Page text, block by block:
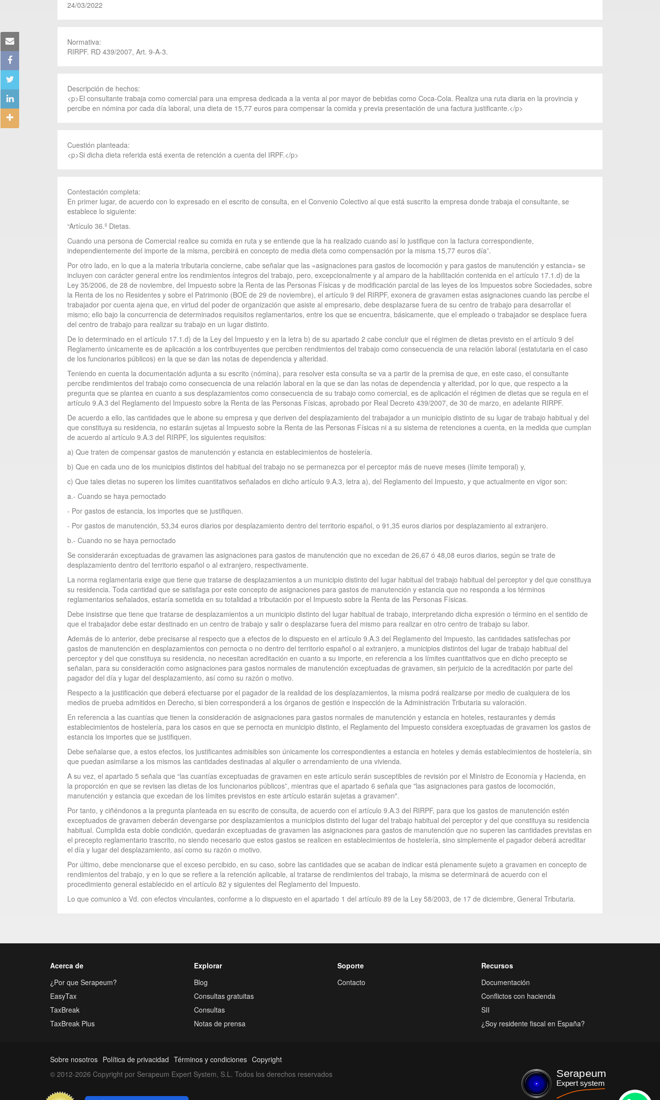
24/03/2022
Normativa:
RIRPF. RD 439/2007, Art. 9-A-3.
Descripción de hechos:
<p>El consultante trabaja como comercial para una empresa dedicada a la venta al por mayor de bebidas como Coca-Cola. Realiza una ruta diaria en la provincia y
percibe en nómina por cada día laboral, una dieta de 15,77 euros para compensar la comida y previa presentación de una factura justificante.</p>
Cuestión planteada:
<p>Si dicha dieta referida está exenta de retención a cuenta del IRPF.</p>
Contestación completa:
En primer lugar, de acuerdo con lo expresado en el escrito de consulta, en el Convenio Colectivo al que está suscrito la empresa donde trabaja el consultante, se
establece lo siguiente:
“Artículo 36.º Dietas.
Cuando una persona de Comercial realice su comida en ruta y se entiende que la ha realizado cuando así lo justifique con la factura correspondiente,
independientemente del importe de la misma, percibirá en concepto de media dieta como compensación por la misma 15,77 euros día”.
Por otro lado, en lo que a la materia tributaria concierne, cabe señalar que las «asignaciones para gastos de locomoción y para gastos de manutención y estancia» se
incluyen con carácter general entre los rendimientos íntegros del trabajo, pero, excepcionalmente y al amparo de la habilitación contenida en el artículo 17.1.d) de la
Ley 35/2006, de 28 de noviembre, del Impuesto sobre la Renta de las Personas Físicas y de modificación parcial de las leyes de los Impuestos sobre Sociedades, sobre
la Renta de los no Residentes y sobre el Patrimonio (BOE de 29 de noviembre), el artículo 9 del RIRPF, exonera de gravamen estas asignaciones cuando las percibe el
trabajador por cuenta ajena que, en virtud del poder de organización que asiste al empresario, debe desplazarse fuera de su centro de trabajo para desarrollar el
mismo; ello bajo la concurrencia de determinados requisitos reglamentarios, entre los que se encuentra, básicamente, que el empleado o trabajador se desplace fuera
del centro de trabajo para realizar su trabajo en un lugar distinto.
De lo determinado en el artículo 17.1.d) de la Ley del Impuesto y en la letra b) de su apartado 2 cabe concluir que el régimen de dietas previsto en el artículo 9 del
Reglamento únicamente es de aplicación a los contribuyentes que perciben rendimientos del trabajo como consecuencia de una relación laboral (estatutaria en el caso
de los funcionarios públicos) en la que se dan las notas de dependencia y alteridad.
Teniendo en cuenta la documentación adjunta a su escrito (nómina), para resolver esta consulta se va a partir de la premisa de que, en este caso, el consultante
percibe rendimientos del trabajo como consecuencia de una relación laboral en la que se dan las notas de dependencia y alteridad, por lo que, que respecto a la
pregunta que se plantea en cuanto a sus desplazamientos como consecuencia de su trabajo como comercial, es de aplicación el régimen de dietas que se regula en el
artículo 9.A.3 del Reglamento del Impuesto sobre la Renta de las Personas Físicas, aprobado por Real Decreto 439/2007, de 30 de marzo, en adelante RIRPF.
De acuerdo a ello, las cantidades que le abone su empresa y que deriven del desplazamiento del trabajador a un municipio distinto de su lugar de trabajo habitual y del
que constituya su residencia, no estarán sujetas al Impuesto sobre la Renta de las Personas Físicas ni a su sistema de retenciones a cuenta, en la medida que cumplan
de acuerdo al artículo 9.A.3 del RIRPF, los siguientes requisitos:
a) Que traten de compensar gastos de manutención y estancia en establecimientos de hostelería.
b) Que en cada uno de los municipios distintos del habitual del trabajo no se permanezca por el perceptor más de nueve meses (límite temporal) y,
c) Que tales dietas no superen los límites cuantitativos señalados en dicho artículo 9.A.3, letra a), del Reglamento del Impuesto, y que actualmente en vigor son:
a.- Cuando se haya pernoctado
- Por gastos de estancia, los importes que se justifiquen.
- Por gastos de manutención, 53,34 euros diarios por desplazamiento dentro del territorio español, o 91,35 euros diarios por desplazamiento al extranjero.
b.- Cuando no se haya pernoctado
Se considerarán exceptuadas de gravamen las asignaciones para gastos de manutención que no excedan de 26,67 ó 48,08 euros diarios, según se trate de
desplazamiento dentro del territorio español o al extranjero, respectivamente.
La norma reglamentaria exige que tiene que tratarse de desplazamientos a un municipio distinto del lugar habitual del trabajo habitual del perceptor y del que constituya
su residencia. Toda cantidad que se satisfaga por este concepto de asignaciones para gastos de manutención y estancia que no responda a los términos
reglamentarios señalados, estaría sometida en su totalidad a tributación por el Impuesto sobre la Renta de las Personas Físicas.
Debe insistirse que tiene que tratarse de desplazamientos a un municipio distinto del lugar habitual de trabajo, interpretando dicha expresión o término en el sentido de
que el trabajador debe estar destinado en un centro de trabajo y salir o desplazarse fuera del mismo para realizar en otro centro de trabajo su labor.
Además de lo anterior, debe precisarse al respecto que a efectos de lo dispuesto en el artículo 9.A.3 del Reglamento del Impuesto, las cantidades satisfechas por
gastos de manutención en desplazamientos con pernocta o no dentro del territorio español o al extranjero, a municipios distintos del lugar de trabajo habitual del
perceptor y del que constituya su residencia, no necesitan acreditación en cuanto a su importe, en referencia a los límites cuantitativos que en dicho precepto se
señalan, para su consideración como asignaciones para gastos normales de manutención exceptuadas de gravamen, sin perjuicio de la acreditación por parte del
pagador del día y lugar del desplazamiento, así como su razón o motivo.
Respecto a la justificación que deberá efectuarse por el pagador de la realidad de los desplazamientos, la misma podrá realizarse por medio de cualquiera de los
medios de prueba admitidos en Derecho, si bien corresponderá a los órganos de gestión e inspección de la Administración Tributaria su valoración.
En referencia a las cuantías que tienen la consideración de asignaciones para gastos normales de manutención y estancia en hoteles, restaurantes y demás
establecimientos de hostelería, para los casos en que se pernocta en municipio distinto, el Reglamento del Impuesto considera exceptuadas de gravamen los gastos de
estancia los importes que se justifiquen.
Debe señalarse que, a estos efectos, los justificantes admisibles son únicamente los correspondientes a estancia en hoteles y demás establecimientos de hostelería, sin
que puedan asimilarse a los mismos las cantidades destinadas al alquiler o arrendamiento de una vivienda.
A su vez, el apartado 5 señala que “las cuantías exceptuadas de gravamen en este artículo serán susceptibles de revisión por el Ministro de Economía y Hacienda, en
la proporción en que se revisen las dietas de los funcionarios públicos”, mientras que el apartado 6 señala que "las asignaciones para gastos de locomoción,
manutención y estancia que excedan de los límites previstos en este artículo estarán sujetas a gravamen".
Por tanto, y ciñéndonos a la pregunta planteada en su escrito de consulta, de acuerdo con el artículo 9.A.3 del RIRPF, para que los gastos de manutención estén
exceptuados de gravamen deberán devengarse por desplazamientos a municipios distinto del lugar del trabajo habitual del perceptor y del que constituya su residencia
habitual. Cumplida esta doble condición, quedarán exceptuadas de gravamen las asignaciones para gastos de manutención que no superen las cantidades previstas en
el precepto reglamentario trascrito, no siendo necesario que estos gastos se realicen en establecimientos de hostelería, sino simplemente el pagador deberá acreditar
el día y lugar del desplazamiento, así como su razón o motivo.
Por último, debe mencionarse que el exceso percibido, en su caso, sobre las cantidades que se acaban de indicar está plenamente sujeto a gravamen en concepto de
rendimientos del trabajo, y en lo que se refiere a la retención aplicable, al tratarse de rendimientos del trabajo, la misma se determinará de acuerdo con el
procedimiento general establecido en el artículo 82 y siguientes del Reglamento del Impuesto.
Lo que comunico a Vd. con efectos vinculantes, conforme a lo dispuesto en el apartado 1 del artículo 89 de la Ley 58/2003, de 17 de diciembre, General Tributaria.
Acerca de
¿Por que Serapeum?
EasyTax
TaxBreak
TaxBreak Plus
Explorar
Blog
Consultas gratuitas
Consultas
Notas de prensa
Soporte
Contacto
Recursos
Documentación
Conflictos con hacienda
SII
¿Soy residente fiscal en España?
Sobre nosotros Política de privacidad Términos y condiciones Copyright
© 2012-2026 Copyright por Serapeum Expert System, S.L. Todos los derechos reservados